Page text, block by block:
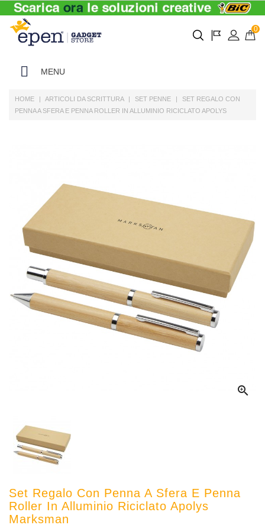
0
MENU
HOME ARTICOLI DA SCRITTURA SET PENNE
SET REGALO CON
PENNA A SFERA E PENNA ROLLER IN ALLUMINIO RICICLATO APOLYS

Set Regalo Con Penna A Sfera E Penna
Roller In Alluminio Riciclato Apolys
Marksman